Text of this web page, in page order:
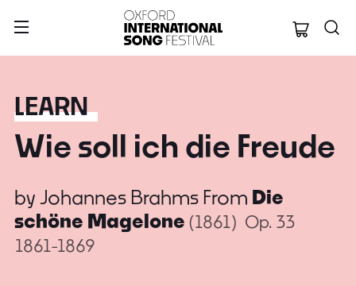
Oxford
LEARN
Wie soll ich die Freude
by Johannes Brahms From Die
schöne Magelone (1861) Op. 33
1861-1869